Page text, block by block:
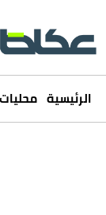
الرئيسية محليات